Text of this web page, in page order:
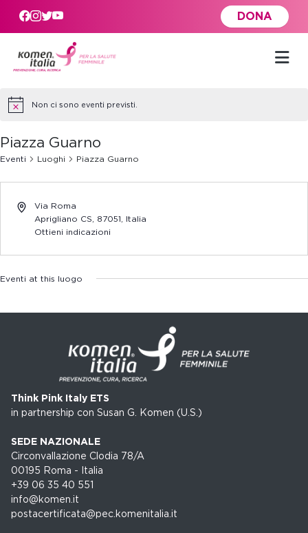
Skip to main content
DONA
Non ci sono eventi previsti.
Piazza Guarno
Eventi Luoghi Piazza Guarno
Via Roma
Aprigliano CS, 87051, Italia
Ottieni indicazioni
Eventi at this luogo
Think Pink Italy ETS
in partnership con Susan G. Komen (U.S.)
SEDE NAZIONALE
Circonvallazione Clodia 78/A
00195 Roma - Italia
+39 06 35 40 551
info@komen.it
postacertificata@pec.komenitalia.it